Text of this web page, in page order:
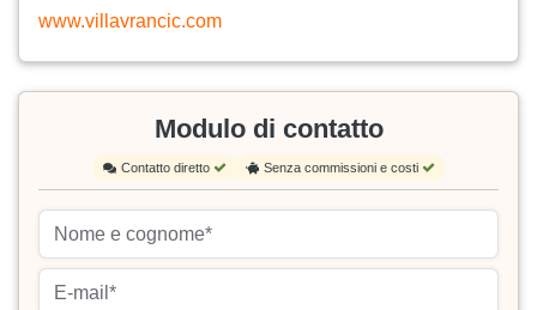
www.villavrancic.com
Modulo di contatto
Contatto diretto Senza commissioni e costi